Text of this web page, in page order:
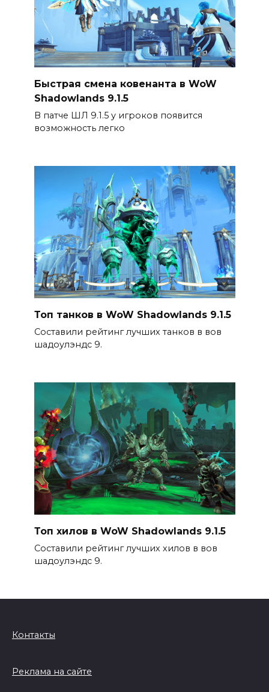
Быстрая смена ковенанта в WoW
Shadowlands 9.1.5
В патче ШЛ 9.1.5 у игроков появится
возможность легко
Топ танков в WoW Shadowlands 9.1.5
Составили рейтинг лучших танков в вов
шадоулэндс 9.
Топ хилов в WoW Shadowlands 9.1.5
Составили рейтинг лучших хилов в вов
шадоулэндс 9.
Контакты
Реклама на сайте